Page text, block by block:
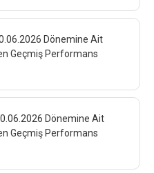
Dönemine Ait
Geçmiş Performans
Dönemine Ait
Geçmiş Performans